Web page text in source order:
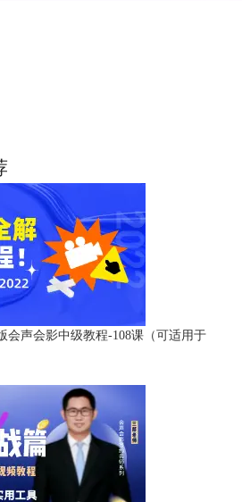
会声会影中级教程-108课（可适用于